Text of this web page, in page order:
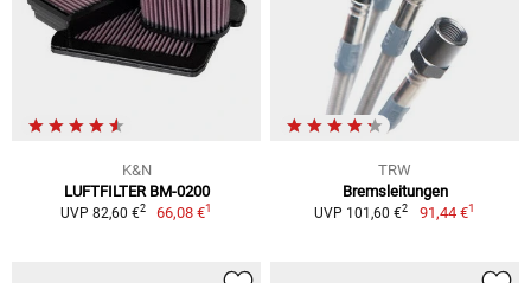
K&N
LUFTFILTER BM-0200
UVP 82,60 €2 66,08 €1
TRW
Bremsleitungen
UVP 101,60 €2 91,44 €1